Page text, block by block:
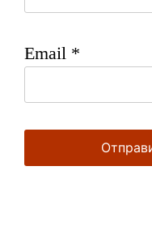
Email *